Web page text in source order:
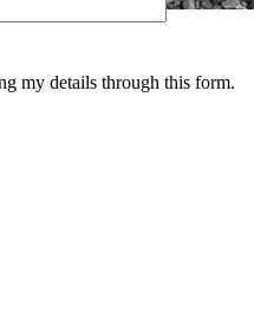
my details through this form.